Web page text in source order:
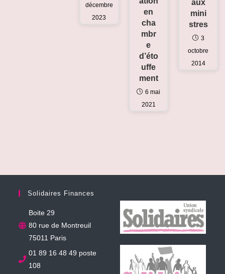
aux
mini
stres
3
octobre
2014
en
cha
mbr
e
d’éto
uffe
ment
6 mai
2021
décembre
2023
Solidaires Finances
Boite 29
80 rue de Montreuil
75011 Paris
01 89 16 48 49 poste
108